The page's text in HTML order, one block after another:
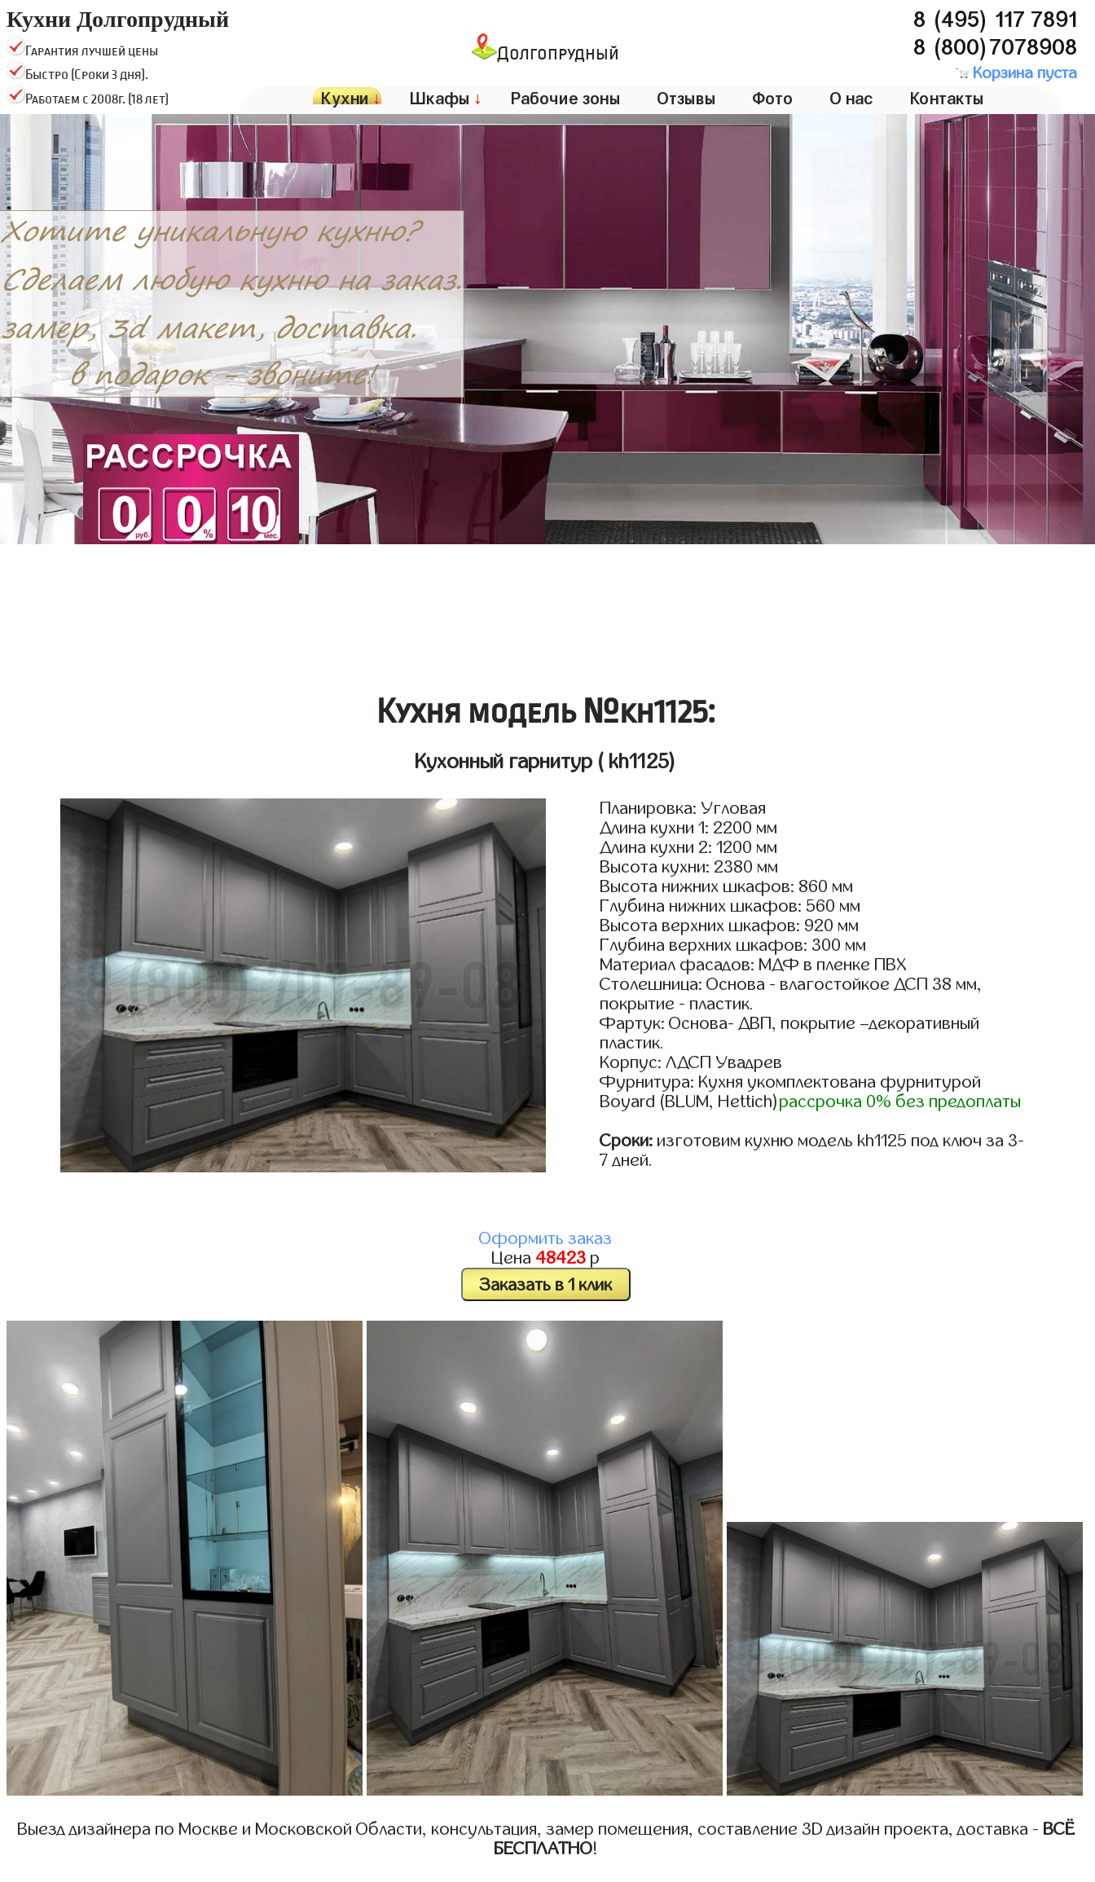
Кухни Долгопрудный
Гарантия лучшей цены
Быстро (Сроки 3 дня).
Работаем с 2008г. (18 лет)
Долгопрудный
8 (495) 117 7891
8 (800)7078908
Корзина пуста
Кухни↓ Шкафы ↓ Рабочие зоны Отзывы Фото О нас Контакты
Кухня модель №kh1125:
Кухонный гарнитур ( kh1125)
Планировка: Угловая
Длина кухни 1: 2200 мм
Длина кухни 2: 1200 мм
Высота кухни: 2380 мм
Высота нижних шкафов: 860 мм
Глубина нижних шкафов: 560 мм
Высота верхних шкафов: 920 мм
Глубина верхних шкафов: 300 мм
Материал фасадов: МДФ в пленке ПВХ
Столешница: Основа - влагостойкое ДСП 38 мм,
покрытие - пластик.
Фартук: Основа- ДВП, покрытие –декоративный
пластик.
Корпус: ЛДСП Увадрев
Фурнитура: Кухня укомплектована фурнитурой
Boyard (BLUM, Hettich)рассрочка 0% без предоплаты
Сроки: изготовим кухню модель kh1125 под ключ за 3-
7 дней.
Оформить заказ
Цена 48423 р
Заказать в 1 клик
Выезд дизайнера по Москве и Московской Области, консультация, замер помещения, составление 3D дизайн проекта, доставка - ВСЁ
БЕСПЛАТНО!